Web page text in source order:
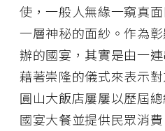
使，一般人無緣一窺真
一層神秘的面紗。作為
辦的國宴，其實是由一
藉著崇隆的儀式來表示
圓山大飯店屢屢以歷屆
國宴大餐並提供民眾消